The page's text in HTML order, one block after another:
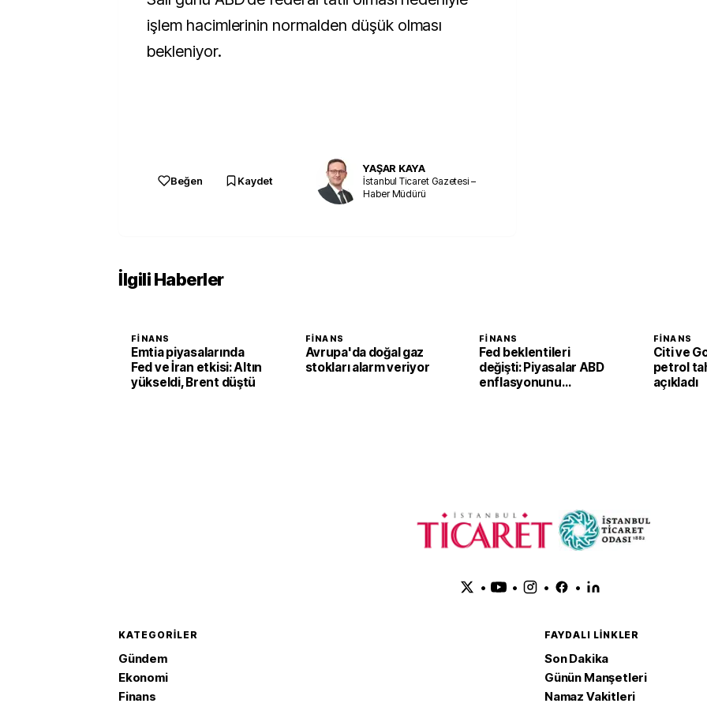
işlem hacimlerinin normalden düşük olması
bekleniyor.
Beğen Kaydet
YAŞAR KAYA
İstanbul Ticaret Gazetesi –
Haber Müdürü
İlgili Haberler
FINANS
Emtia piyasalarında
Fed ve İran etkisi: Altın
yükseldi, Brent düştü
FINANS
Avrupa'da doğal gaz
stokları alarm veriyor
FINANS
Fed beklentileri
değişti: Piyasalar ABD
enflasyonunu
FINANS
Citi ve
petrol
açıkladı
• • • •
KATEGORILER
Gündem
Ekonomi
Finans
FAYDALI LINKLER
Son Dakika
Günün Manşetleri
Namaz Vakitleri